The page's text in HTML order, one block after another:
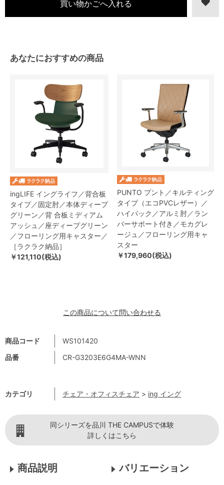
商品コード
WS101420
品番
CR-G3203E6G4MA-WNN
カテゴリ チェア・オフィスチェア > ing イング
あなたにおすすめの商品
ingLIFE イングライフ／背合板
タイプ／固定肘／本体ディープ
グリーン／背 合板ミディアム
アッシュ／座ディープグリーン
／フローリング用キャスター／
［ラクラク納品］
￥121,110(税込)
PUNTO プント／キルティング
タイプ（エコPVCレザー）／
ハイバック／アルミ肘／ラン
バーサポート付き／モカグレ
ージュ／フローリング用キャ
スター
￥179,960(税込)
この商品について問い合わせる
同シリーズを品川 THE CAMPUSで体験
詳しくはこちら
商品説明 バリエーション